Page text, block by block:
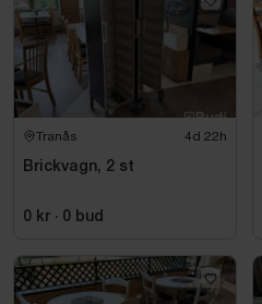
Tranås 4d 22h
Brickvagn, 2 st
0 kr · 0 bud